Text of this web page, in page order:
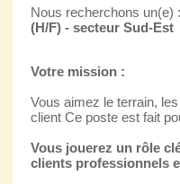
Nous recherchons un(e) :
(H/F) - secteur Sud‑Est
Votre mission :
Vous aimez le terrain,
client Ce poste est fait
Vous jouerez un rôle
clients professionnels